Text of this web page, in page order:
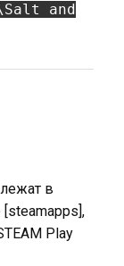
and
в
Play